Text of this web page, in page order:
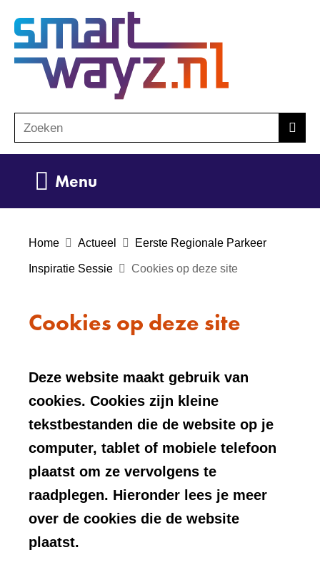
de
inhoud
o
e
Zoeken
Menu
Home Actueel Eerste Regionale Parkeer
Inspiratie Sessie Cookies op deze site
Cookies op deze site
Deze website maakt gebruik van
cookies. Cookies zijn kleine
tekstbestanden die de website op je
computer, tablet of mobiele telefoon
plaatst om ze vervolgens te
raadplegen. Hieronder lees je meer
over de cookies die de website
plaatst.